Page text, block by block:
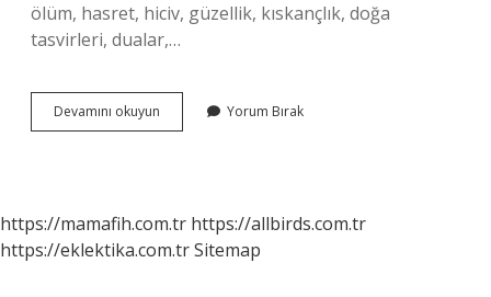
ölüm, hasret, hiciv, güzellik, kıskançlık, doğa
tasvirleri, dualar,…
Devamını okuyun
Nasıl
Yorum Bırak
https://mamafih.com.tr https://allbirds.com.tr
https://eklektika.com.trSitemap